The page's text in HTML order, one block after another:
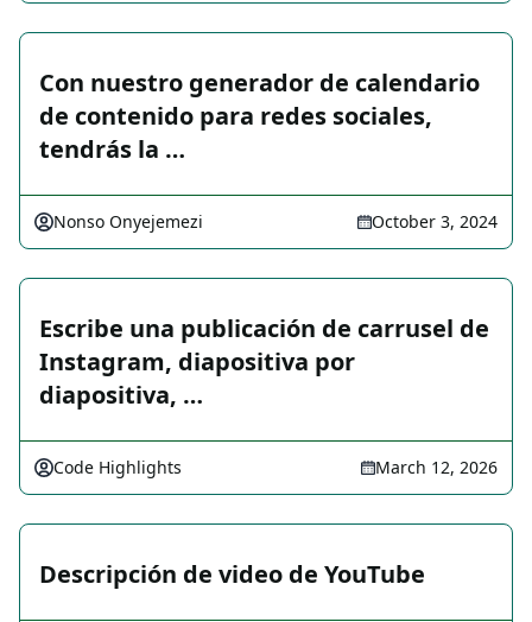
Con nuestro generador de calendario
de contenido para redes sociales,
tendrás la …
Nonso Onyejemezi October 3, 2024
Escribe una publicación de carrusel de
Instagram, diapositiva por
diapositiva, …
Code Highlights March 12, 2026
Descripción de video de YouTube